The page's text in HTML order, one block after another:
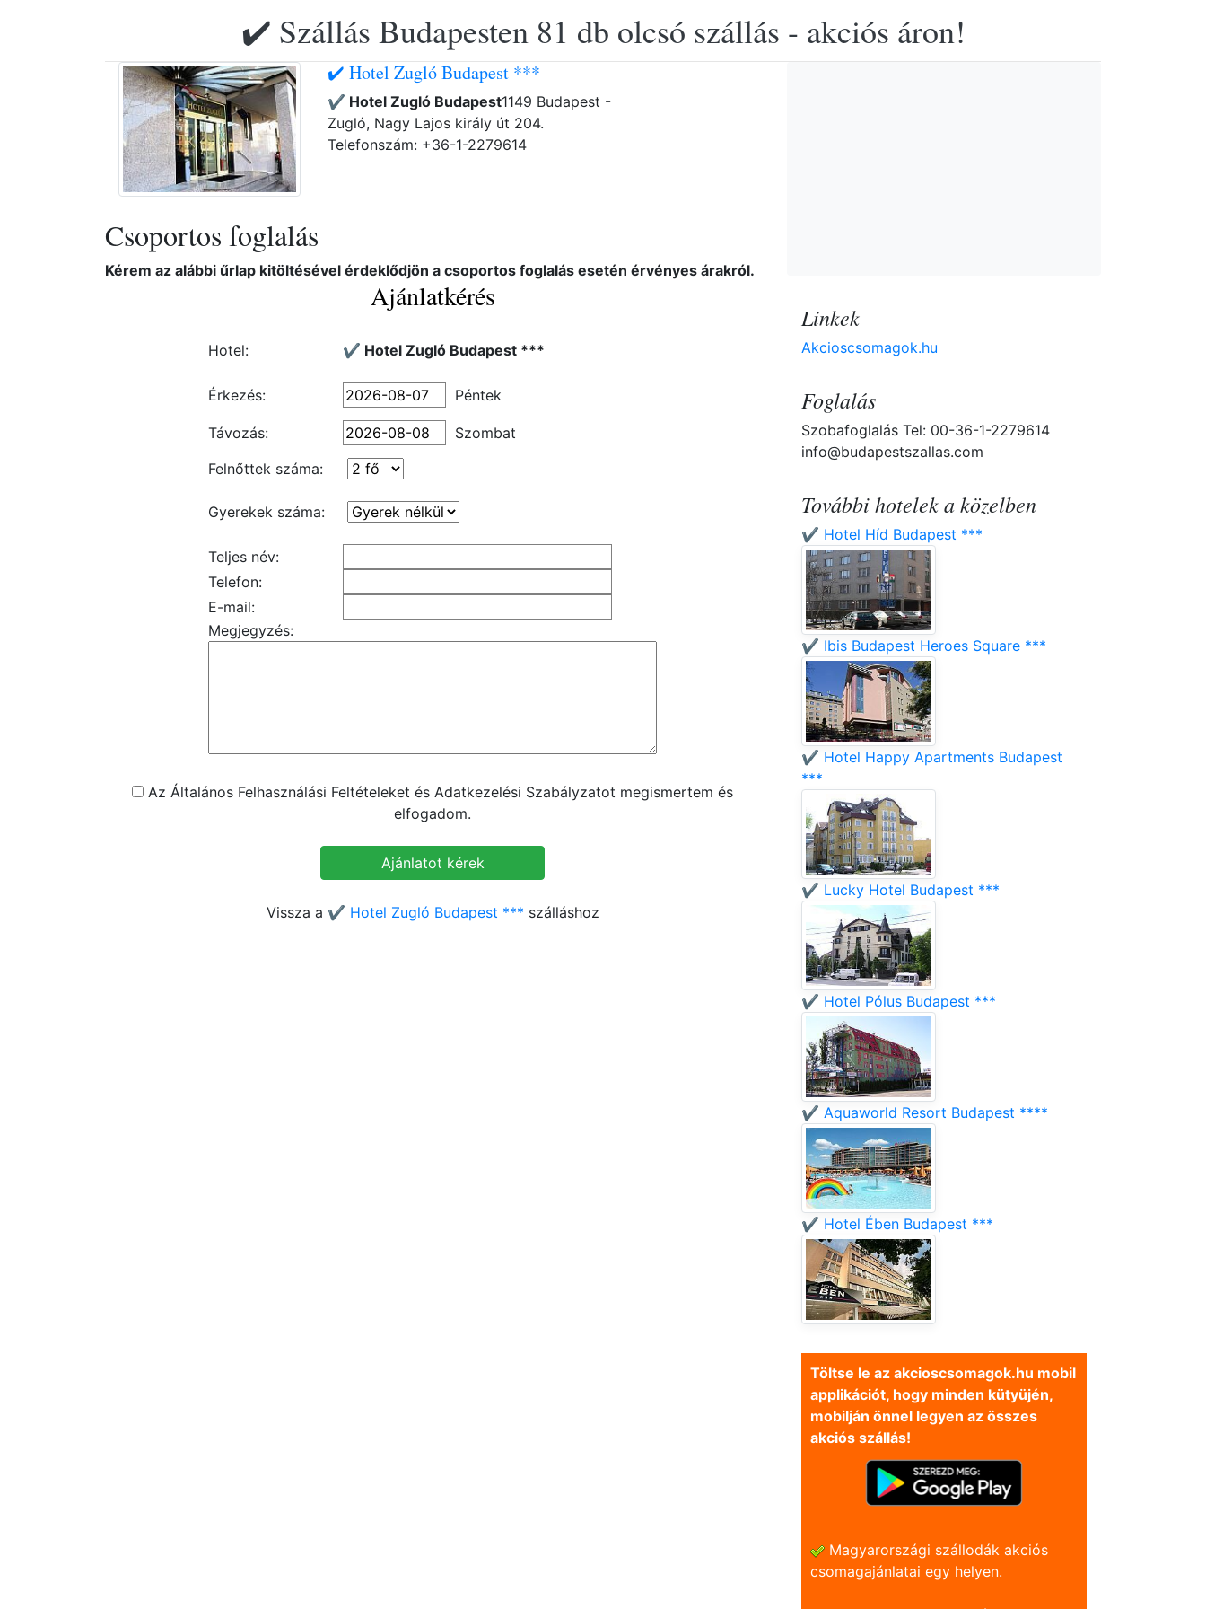
✔️ Szállás Budapesten 81 db olcsó szállás - akciós áron!
✔️ Hotel Zugló Budapest ***
✔️ Hotel Zugló Budapest1149 Budapest -
Zugló, Nagy Lajos király út 204.
Telefonszám: +36-1-2279614
Csoportos foglalás
Kérem az alábbi űrlap kitöltésével érdeklődjön a csoportos foglalás esetén érvényes árakról.
Ajánlatkérés
Hotel: ✔️ Hotel Zugló Budapest ***
Érkezés: Péntek
Távozás:
Szombat
Felnőttek száma:
Gyerekek száma:
Teljes név:
Telefon:
E-mail:
Megjegyzés:
Az Általános Felhasználási Feltételeket és Adatkezelési Szabályzatot megismertem és
elfogadom.
Vissza a ✔️ Hotel Zugló Budapest *** szálláshoz
Linkek
Akcioscsomagok.hu
Foglalás
Szobafoglalás Tel: 00-36-1-2279614
info@budapestszallas.com
További hotelek a közelben
✔️ Hotel Híd Budapest ***
✔️ Ibis Budapest Heroes Square ***
✔️ Hotel Happy Apartments Budapest
***
✔️ Lucky Hotel Budapest ***
✔️ Hotel Pólus Budapest ***
✔️ Aquaworld Resort Budapest ****
✔️ Hotel Ében Budapest ***
Töltse le az akcioscsomagok.hu mobil
applikációt, hogy minden kütyüjén,
mobilján önnel legyen az összes
akciós szállás!
Magyarországi szállodák akciós
csomagajánlatai egy helyen.